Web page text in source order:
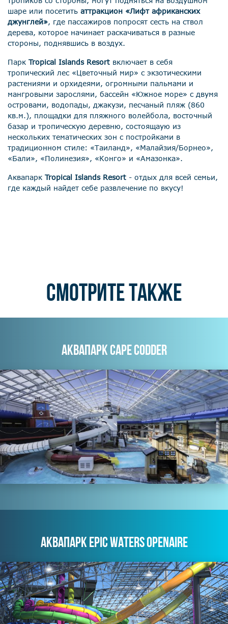
шаре или посетить аттракцион «Лифт африканских
джунглей», где пассажиров попросят сесть на ствол
дерева, которое начинает раскачиваться в разные
стороны, поднявшись в воздух.
Парк Tropical Islands Resort включает в себя
тропический лес «Цветочный мир» с экзотическими
растениями и орхидеями, огромными пальмами и
мангровыми зарослями, бассейн «Южное море» с двумя
островами, водопады, джакузи, песчаный пляж (860
кв.м.), площадки для пляжного волейбола, восточный
базар и тропическую деревню, состоящаую из
нескольких тематических зон с постройками в
традиционном стиле: «Таиланд», «Малайзия/Борнео»,
«Бали», «Полинезия», «Конго» и «Амазонка».
Аквапарк Tropical Islands Resort - отдых для всей семьи,
где каждый найдет себе развлечение по вкусу!
СМОТРИТЕ ТАКЖЕ
АКВАПАРК CAPE CODDER
АКВАПАРК EPIC WATERS OPENAIRE